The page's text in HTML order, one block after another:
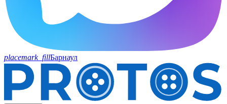
placemark_fillБарнаул